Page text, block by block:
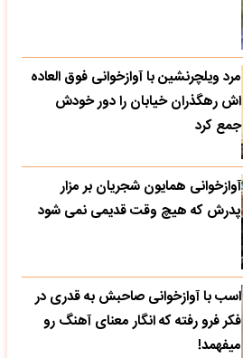
مرد ویلچرنشین با آوازخوانی فوق العاده
اش رهگذران خیابان را دور خودش
جمع کرد
آوازخوانی همایون شجریان بر مزار
پدرش که هیچ وقت قدیمی نمی شود
اسب با آوازخوانی صاحبش به قدری در
فکر فرو رفته که انگار معنای آهنگ رو
میفهمد!